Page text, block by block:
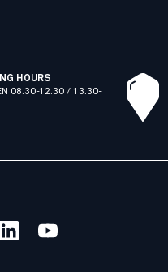
HOURS
08.30-12.30 / 13.30-